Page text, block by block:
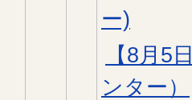
ー)
【8月5
ンター）